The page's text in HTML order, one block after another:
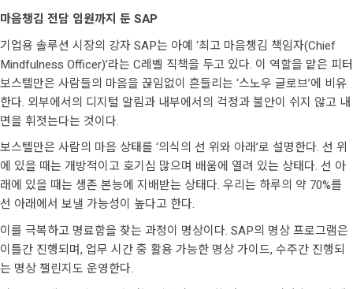
마음챙김 전담 임원까지 둔 SAP
기업용 솔루션 시장의 강자 SAP는 아예 ‘최고 마음챙김 책임자(Chief
Mindfulness Officer)’라는 C레벨 직책을 두고 있다. 이 역할을 맡은 피터
보스텔만은 사람들의 마음을 끊임없이 흔들리는 ‘스노우 글로브’에 비유
한다. 외부에서의 디지털 알림과 내부에서의 걱정과 불안이 쉬지 않고 내
면을 휘젓는다는 것이다.
보스텔만은 사람의 마음 상태를 ‘의식의 선 위와 아래’로 설명한다. 선 위
에 있을 때는 개방적이고 호기심 많으며 배움에 열려 있는 상태다. 선 아
래에 있을 때는 생존 본능에 지배받는 상태다. 우리는 하루의 약 70%를
선 아래에서 보낼 가능성이 높다고 한다.
이를 극복하고 명료함을 찾는 과정이 명상이다. SAP의 명상 프로그램은
이틀간 진행되며, 업무 시간 중 활용 가능한 명상 가이드, 수주간 진행되
는 명상 챌린지도 운영한다.